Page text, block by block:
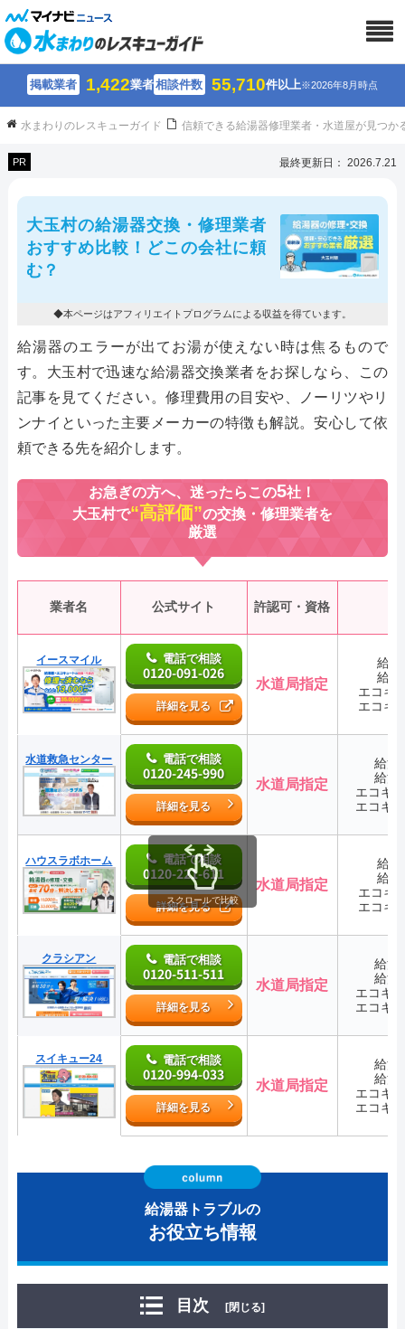
掲載業者 1,422業者相談件数 55,710件以上※2026年8月時点
水まわりのレスキューガイド 信頼できる給湯器修理業者・水道屋が見つか
PR 最終更新日： 2026.7.21
大玉村の給湯器交換・修理業者
おすすめ比較！どこの会社に頼
む？
◆本ページはアフィリエイトプログラムによる収益を得ています。
給湯器のエラーが出てお湯が使えない時は焦るもので
す。大玉村で迅速な給湯器交換業者をお探しなら、この
記事を見てください。修理費用の目安や、ノーリツやリ
ンナイといった主要メーカーの特徴も解説。安心して依
頼できる先を紹介します。
お急ぎの方へ、迷ったらこの5社！
大玉村で“高評価”の交換・修理業者を
厳選
業者名 公式サイト 許認可・資格
イースマイル 電話で相談
0120-091-026
詳細を見る
水道局指定
給
給
エコキ
エコキ
水道救急センター 電話で相談
0120-245-990
詳細を見る
水道局指定
給湯
給湯
エコキ
エコキ
ハウスラボホーム 電話で相談
0120-221-611
詳細を見る
水道局指定
給
給
エコキ
エコキ
クラシアン 電話で相談
0120-511-511
詳細を見る
水道局指定
給湯
給湯
エコキ
エコキ
スイキュー24 電話で相談
0120-994-033
詳細を見る
水道局指定
給湯
給湯
エコキ
エコキ
スクロールで比較
給湯器トラブルの
お役立ち情報
目次 [閉じる]